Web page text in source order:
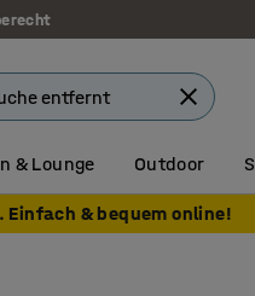
& Lounge Outdoor
Einfach & bequem online!